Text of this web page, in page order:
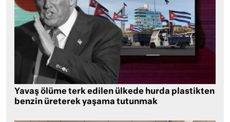
Yavaş ölüme terk edilen ülkede hurda plastikten
benzin üreterek yaşama tutunmak